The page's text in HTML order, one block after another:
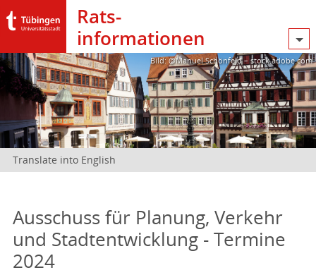
Rats­
informationen
Bild: @Manuel Schönfeld – stock.adobe.com
Translate into English
Ausschuss für Planung, Verkehr
und Stadtentwicklung - Termine
2024